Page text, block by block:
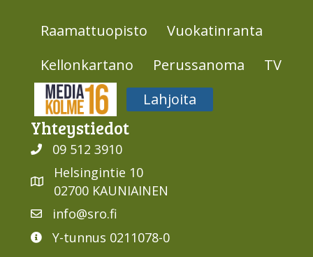
Raamattuopisto
Vuokatinranta
Kellonkartano
Perussanoma
TV
Media316
Lahjoita
Yhteys­tiedot
09 512 3910
Helsingintie 10
02700 KAUNIAINEN
info@sro.fi
Y-tunnus 0211078-0